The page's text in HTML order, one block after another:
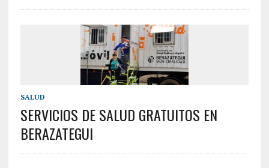
SALUD
SERVICIOS DE SALUD GRATUITOS EN
BERAZATEGUI